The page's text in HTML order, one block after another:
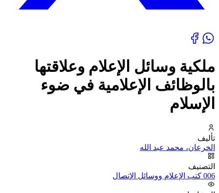
ملكية وسائل الإعلام وعلاقتها
بالوظائف الإعلامية في ضوء
الإسلام
تأليف
الخرعان، محمد عبد الله
التصنيف
006 كتب الإعلام ووسائل الإتصال